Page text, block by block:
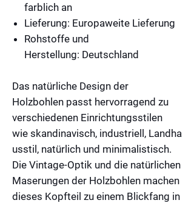
farblich an
Lieferung: Europaweite Lieferung
Rohstoffe und
Herstellung: Deutschland
Das natürliche Design der
Holzbohlen passt hervorragend zu
verschiedenen Einrichtungsstilen
wie skandinavisch, industriell, Landha
usstil, natürlich und minimalistisch.
Die Vintage-Optik und die natürlichen
Maserungen der Holzbohlen machen
dieses Kopfteil zu einem Blickfang in